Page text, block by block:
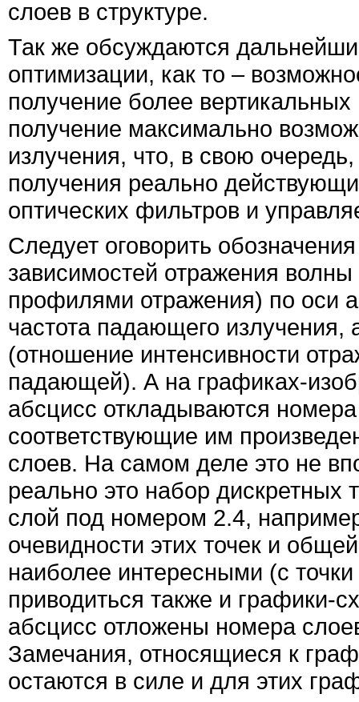
слоев в структуре.
Так же обсуждаются
оптимизации, как то –
получение более
получение максимально
излучения, что, в свою
получения реально
оптических фильтров и
Следует оговорить
зависимостей отражения
профилями отражения) по оси
частота падающего излучения,
(отношение интенсивности
падающей). А на графиках-
абсцисс откладываются
соответствующие им
слоев. На самом деле это не
реально это набор дискретных
слой под номером 2.4,
очевидности этих точек и
наиболее интересными (с
приводиться также и графики-
абсцисс отложены номера
Замечания, относящиеся к
остаются в силе и для этих